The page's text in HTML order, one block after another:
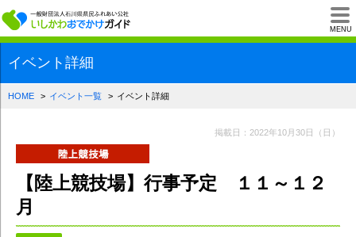
MENU
一般財団法人石川
イベント詳細
HOME イベント一覧 イベント詳細
掲載日：2022年10月30日（日）
【陸上競技場】行事予定 １１～１２
月